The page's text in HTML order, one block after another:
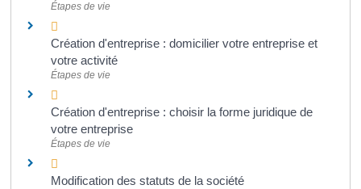
Étapes de vie
Création d'entreprise : domicilier votre entreprise et
votre activité
Étapes de vie
Création d'entreprise : choisir la forme juridique de
votre entreprise
Étapes de vie
Modification des statuts de la société